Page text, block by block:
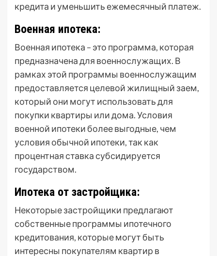
кредита и уменьшить ежемесячный платеж.
Военная ипотека:
Военная ипотека – это программа, которая
предназначена для военнослужащих. В
рамках этой программы военнослужащим
предоставляется целевой жилищный заем,
который они могут использовать для
покупки квартиры или дома. Условия
военной ипотеки более выгодные, чем
условия обычной ипотеки, так как
процентная ставка субсидируется
государством.
Ипотека от застройщика:
Некоторые застройщики предлагают
собственные программы ипотечного
кредитования, которые могут быть
интересны покупателям квартир в